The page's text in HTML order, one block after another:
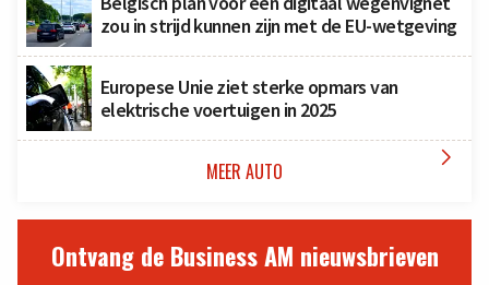
zou in strijd kunnen zijn met de EU-wetgeving
Europese Unie ziet sterke opmars van
elektrische voertuigen in 2025
MEER AUTO 
Ontvang de Business AM nieuwsbrieven